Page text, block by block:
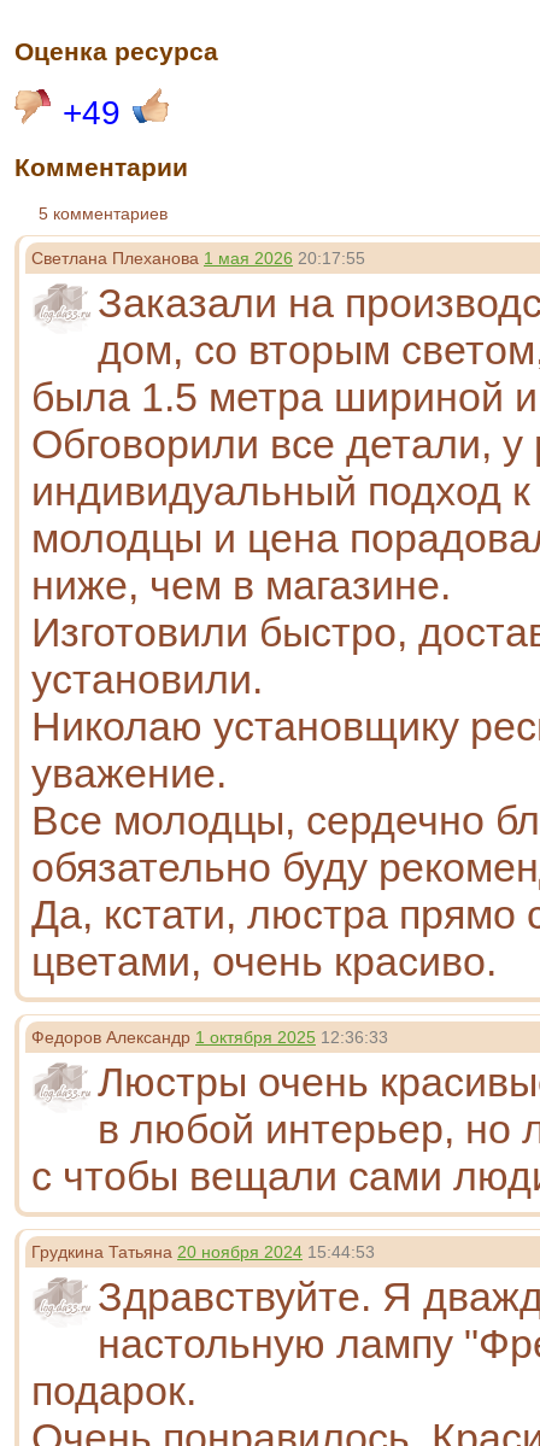
Оценка ресурса
+49
Комментарии
5 комментариев
Светлана Плеханова 1 мая 2026 20:17:55
Заказали на
дом, со вторым
была 1.5 метра шириной
Обговорили все детали, у
индивидуальный подход
молодцы и цена
ниже, чем в магазине.
Изготовили быстро,
установили.
Николаю установщику
уважение.
Все молодцы, сердечно
обязательно буду
Да, кстати, люстра прямо
цветами, очень красиво.
Федоров Александр 1 октября 2025 12:36:33
Люстры очень
в любой интерьер, но
с чтобы вещали сами
Грудкина Татьяна 20 ноября 2024 15:44:53
Здравствуйте. Я
настольную лампу
подарок.